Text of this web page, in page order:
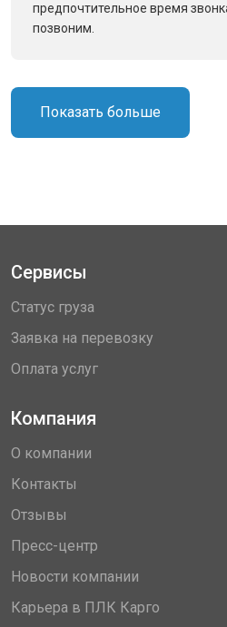
предпочтительное время
позвоним.
Показать больше
Сервисы
Статус груза
Заявка на перевозку
Оплата услуг
Компания
О компании
Контакты
Отзывы
Пресс-центр
Новости компании
Карьера в ПЛК Карго